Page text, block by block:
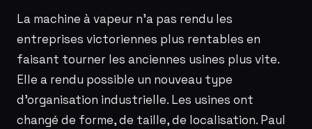
La machine à vapeur n’a pas rendu les
entreprises victoriennes plus rentables en
faisant tourner les anciennes usines plus vite.
Elle a rendu possible un nouveau type
d’organisation industrielle. Les usines ont
changé de forme, de taille, de localisation. Paul